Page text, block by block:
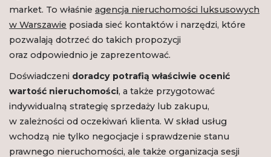
market. To właśnie agencja nieruchomości luksusowych
w Warszawie posiada sieć kontaktów i narzędzi, które
pozwalają dotrzeć do takich propozycji
oraz odpowiednio je zaprezentować.
Doświadczeni doradcy potrafią właściwie ocenić
wartość nieruchomości, a także przygotować
indywidualną strategię sprzedaży lub zakupu,
w zależności od oczekiwań klienta. W skład usług
wchodzą nie tylko negocjacje i sprawdzenie stanu
prawnego nieruchomości, ale także organizacja sesji